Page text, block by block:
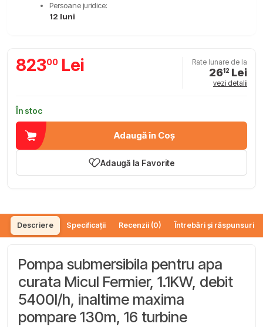
Persoane juridice:
12 luni
82300 Lei Rate lunare de la
2612 Lei
vezi detalii
În stoc
Adaugă în Coș
Adaugă la Favorite
Descriere Specificații Recenzii (0) Întrebări și răspunsuri
Pompa submersibila pentru apa
curata Micul Fermier, 1.1KW, debit
5400l/h, inaltime maxima
pompare 130m, 16 turbine